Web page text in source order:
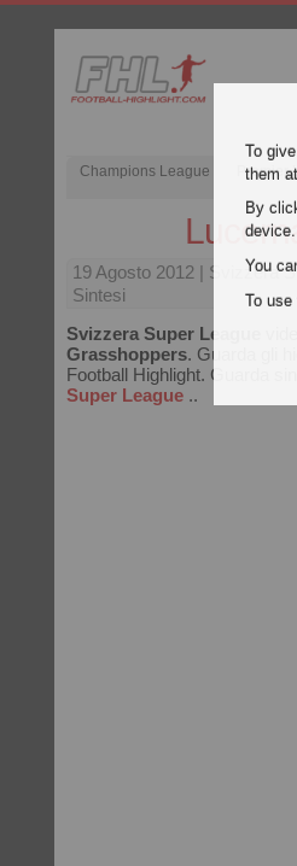
Champions League
19 Agosto 2012 | Svizzera
Sintesi
Svizzera Super League
Grasshoppers. Guarda gli
Football Highlight. Guarda
Super League ..
To
them
By
You
To